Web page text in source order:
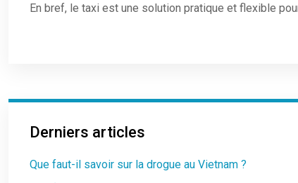
En bref, le taxi est une solution pratique et flexible
Derniers articles
Que faut-il savoir sur la drogue au Vietnam ?